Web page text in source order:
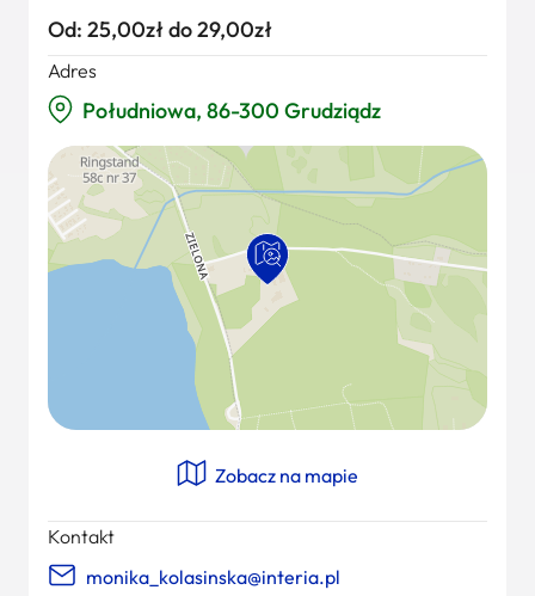
Od: 25,00zł do 29,00zł
Adres
Południowa, 86-300 Grudziądz
Zobacz na mapie
Kontakt
monika_kolasinska@interia.pl